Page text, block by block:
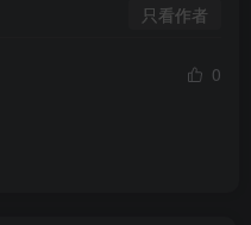
只看作者
0